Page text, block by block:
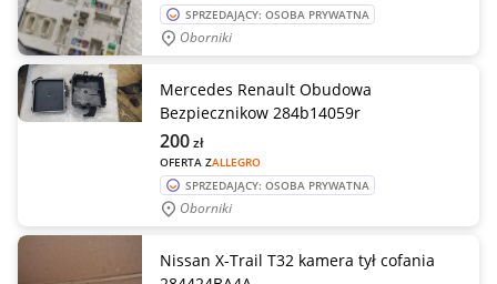
SPRZEDAJĄCY: OSOBA PRYWATNA
Oborniki
Mercedes Renault Obudowa
Bezpiecznikow 284b14059r
OFERTA ZALLEGRO
200zł
SPRZEDAJĄCY: OSOBA PRYWATNA
Oborniki
Nissan X-Trail T32 kamera tył cofania